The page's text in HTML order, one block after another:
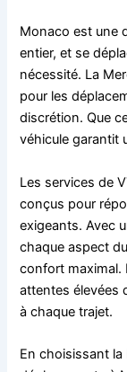
Monaco est une
entier, et se
nécessité. La
pour les
discrétion. Que
véhicule garantit
Les services de
conçus pour
exigeants. Avec
chaque aspect
confort maximal.
attentes élevées
à chaque trajet.
En choisissant la